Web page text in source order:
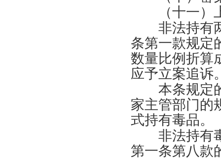
（十一）上
非法持有两
条第一款规定
数量比例折算
应予立案追诉
本条规定的
家主管部门的
式持有毒品。
非法持有毒
第一条第八款